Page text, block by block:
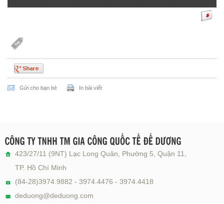
Gửi cho bạn bè In bài viết
423/27/11 (9NT) Lạc Long Quân, Phường 5, Quận 11,
TP. Hồ Chí Minh
(84-28)3974.9882 - 3974.4476 - 3974.4418
deduong@deduong.com